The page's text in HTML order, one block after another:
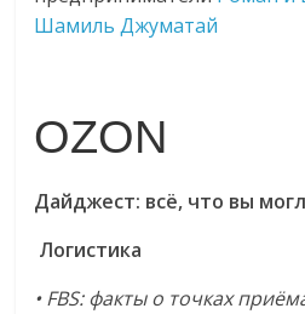
Шамиль Джуматай
OZON
Дайджест: всё, что вы
Логистика
• FBS: факты о точках